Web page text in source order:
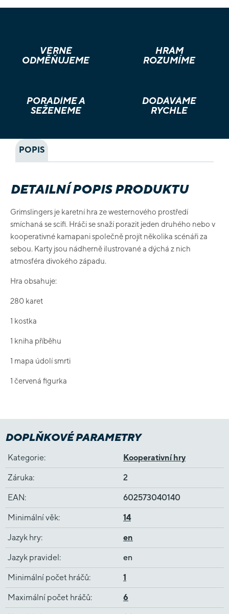
VĚRNÉ
ODMĚŇUJEME
HRÁM
ROZUMÍME
PORADÍME A
SEŽENEME
DODÁVÁME
RYCHLE
POPIS
DETAILNÍ POPIS PRODUKTU
Grimslingers je karetní hra ze westernového prostředí
smíchaná se scifi. Hráči se snaží porazit jeden druhého nebo v
kooperativné kamapani společně projít několika scénáři za
sebou. Karty jsou nádherně ilustrované a dýchá z nich
atmosféra divokého západu.
Hra obsahuje:
280 karet
1 kostka
1 kniha příběhu
1 mapa údolí smrti
1 červená figurka
DOPLŇKOVÉ PARAMETRY
Kategorie: Kooperativní hry
Záruka: 2
EAN: 602573040140
Minimální věk: 14
Jazyk hry: en
Jazyk pravidel: en
Minimální počet hráčů: 1
Maximální počet hráčů: 6